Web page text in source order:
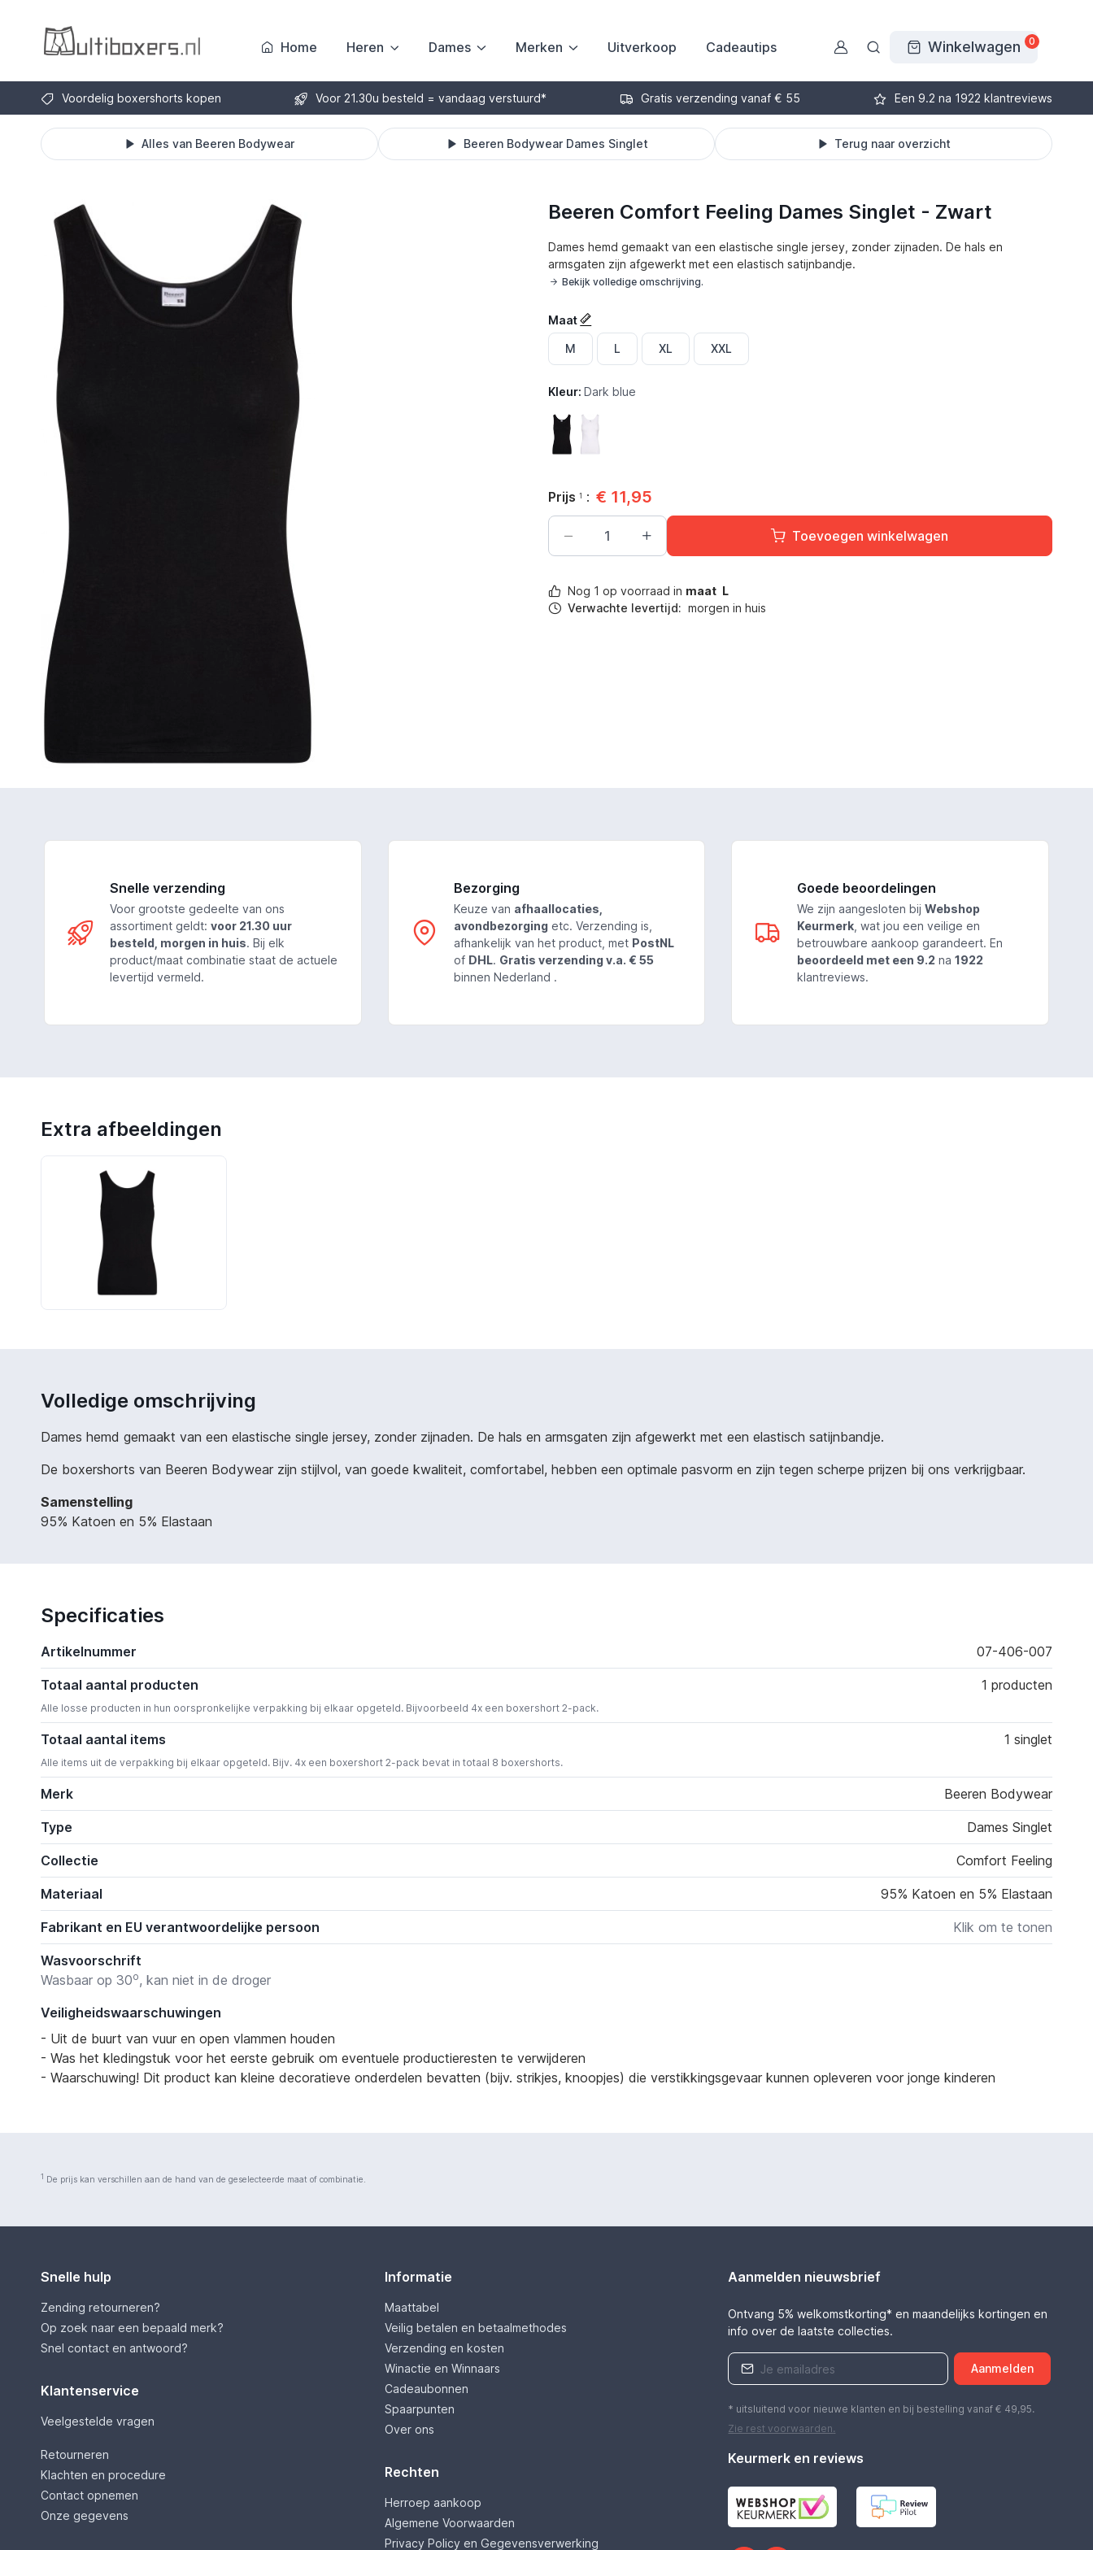
Home Heren Dames Merken Uitverkoop Cadeautips Winkelwagen 0
Voordelig boxershorts kopen Voor 21.30u besteld = vandaag verstuurd* Gratis verzending vanaf € 55 Een 9.2 na 1922 klantreviews
Alles van Beeren Bodywear Beeren Bodywear Dames Singlet Terug naar overzicht
Beeren Comfort Feeling Dames Singlet - Zwart
Dames hemd gemaakt van een elastische single jersey, zonder zijnaden. De hals en
armsgaten zijn afgewerkt met een elastisch satijnbandje.
Bekijk volledige omschrijving.
Maat
M L XL XXL
Kleur:Dark blue
Zwart
Prijs1 : € 11,95
Toevoegen winkelwagen
Nog 1 op voorraad in maat L
Verwachte levertijd: morgen in huis
Snelle verzending
Voor grootste gedeelte van ons
assortiment geldt: voor 21.30 uur
besteld, morgen in huis. Bij elk
product/maat combinatie staat de actuele
levertijd vermeld.
Bezorging
Keuze van afhaallocaties,
avondbezorgingetc. Verzending is,
afhankelijk van het product, met PostNL
of DHL. Gratis verzending v.a. € 55
binnen Nederland .
Goede beoordelingen
We zijn aangesloten bijWebshop
Keurmerk , wat jou een veilige en
betrouwbare aankoop garandeert. En
beoordeeld met een 9.2 na1922
klantreviews.
Extra afbeeldingen
Volledige omschrijving
Dames hemd gemaakt van een elastische single jersey, zonder zijnaden. De hals en armsgaten zijn afgewerkt met een elastisch satijnbandje.
De boxershorts van Beeren Bodywear zijn stijlvol, van goede kwaliteit, comfortabel, hebben een optimale pasvorm en zijn tegen scherpe prijzen bij ons verkrijgbaar.
Samenstelling
95% Katoen en 5% Elastaan
Specificaties
Artikelnummer 07-406-007
Totaal aantal producten 1 producten
Alle losse producten in hun oorspronkelijke verpakking bij elkaar opgeteld. Bijvoorbeeld 4x een boxershort 2-pack.
Totaal aantal items 1 singlet
Alle items uit de verpakking bij elkaar opgeteld. Bijv. 4x een boxershort 2-pack bevat in totaal 8 boxershorts.
Merk Beeren Bodywear
Type Dames Singlet
Collectie Comfort Feeling
Materiaal 95% Katoen en 5% Elastaan
Fabrikant en EU verantwoordelijke persoon Klik om te tonen
Wasvoorschrift
Wasbaar op 30o, kan niet in de droger
Veiligheidswaarschuwingen
- Uit de buurt van vuur en open vlammen houden
- Was het kledingstuk voor het eerste gebruik om eventuele productieresten te verwijderen
- Waarschuwing! Dit product kan kleine decoratieve onderdelen bevatten (bijv. strikjes, knoopjes) die verstikkingsgevaar kunnen opleveren voor jonge kinderen
1 De prijs kan verschillen aan de hand van de geselecteerde maat of combinatie.
Snelle hulp
Zending retourneren?
Op zoek naar een bepaald merk?
Snel contact en antwoord?
Klantenservice
Veelgestelde vragen
Retourneren
Klachten en procedure
Contact opnemen
Onze gegevens
Informatie
Maattabel
Veilig betalen en betaalmethodes
Verzending en kosten
Winactie en Winnaars
Cadeaubonnen
Spaarpunten
Over ons
Rechten
Herroep aankoop
Algemene Voorwaarden
Privacy Policy en Gegevensverwerking
Aanmelden nieuwsbrief
Ontvang 5% welkomstkorting* en maandelijks kortingen en
info over de laatste collecties.
Aanmelden
* uitsluitend voor nieuwe klanten en bij bestelling vanaf € 49,95.
Zie rest voorwaarden.
Keurmerk en reviews